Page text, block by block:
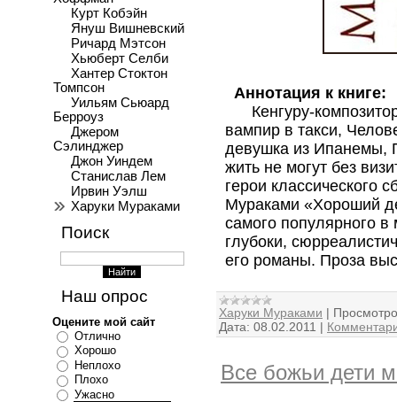
Курт Кобэйн
Януш Вишневский
Ричард Мэтсон
Хьюберт Селби
Хантер Стоктон
Томпсон
Уильям Сьюард
Берроуз
Джером
Сэлинджер
Джон Уиндем
Станислав Лем
Ирвин Уэлш
Харуки Мураками
Поиск
Наш опрос
Оцените мой сайт
Отлично
Хорошо
Неплохо
Плохо
Ужасно
Аннотация к книге:
Кенгуру-
вампир в такси,
девушка из Ипанемы,
жить не могут без
герои классического
Мураками «Хороший
самого популярного
глубоки,
его романы. Проза
Харуки Мураками |
Дата: 08.02.2011 |
Все божьи дети